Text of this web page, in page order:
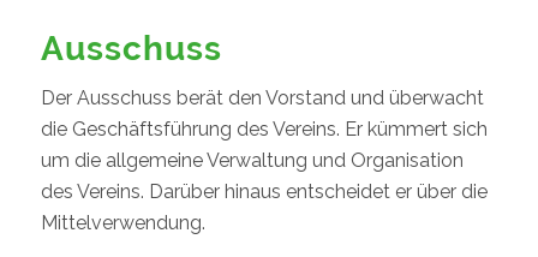
Ausschuss
Der Ausschuss berät den Vorstand und überwacht
die Geschäftsführung des Vereins. Er kümmert sich
um die allgemeine Verwaltung und Organisation
des Vereins. Darüber hinaus entscheidet er über die
Mittelverwendung.